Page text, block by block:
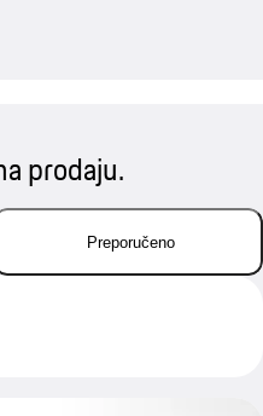
prodaju.
Preporučeno